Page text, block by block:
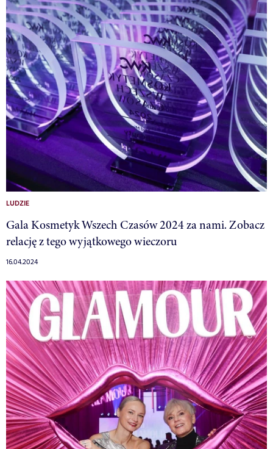
LUDZIE
Gala Kosmetyk Wszech Czasów 2024 za nami. Zobacz
relację z tego wyjątkowego wieczoru
16.04.2024